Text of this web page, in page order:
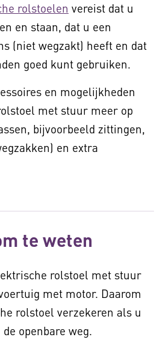
rolstoelen vereist dat u
en staan, dat u een
(niet wegzakt) heeft en dat
goed kunt gebruiken.
en mogelijkheden
met stuur meer op
bijvoorbeeld zittingen,
en extra
te weten
rolstoel met stuur
met motor. Daarom
rolstoel verzekeren als u
openbare weg.